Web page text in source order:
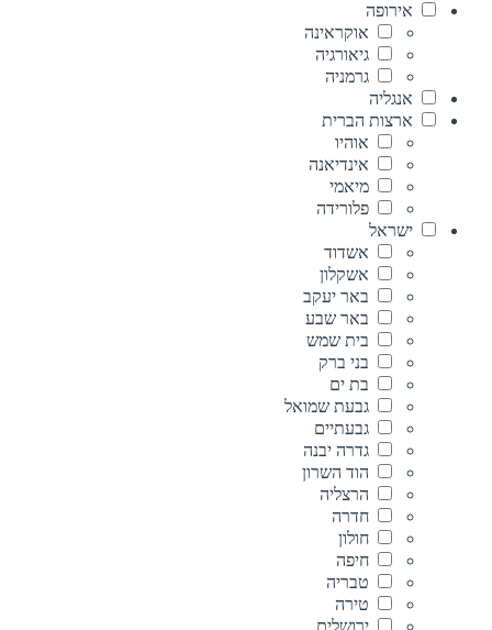
אירופה
אוקראינה
גיאורגיה
גרמניה
אנגליה
ארצות הברית
אוהיו
אינדיאנה
מיאמי
פלורידה
ישראל
אשדוד
אשקלון
באר יעקב
באר שבע
בית שמש
בני ברק
בת ים
גבעת שמואל
גבעתיים
גדרה יבנה
הוד השרון
הרצליה
חדרה
חולון
חיפה
טבריה
טירה
ירושלים